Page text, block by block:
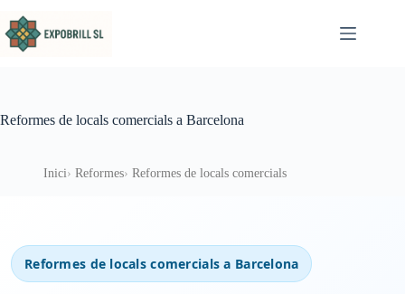
Reformes de locals comercials a Barcelona
Inici Reformes Reformes de locals comercials
Reformes de locals comercials a Barcelona